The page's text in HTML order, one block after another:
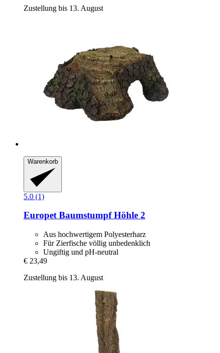
Zustellung bis 13. August
Warenkorb
5.0 (1)
EuropetBaumstumpf Höhle 2
Aus hochwertigem Polyesterharz
Für Zierfische völlig unbedenklich
Ungiftig und pH-neutral
€ 23,49
Zustellung bis 13. August